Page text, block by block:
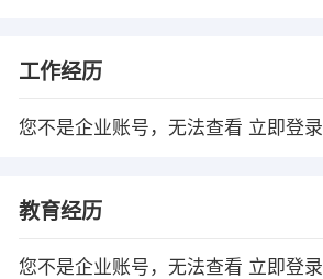
工作经历
您不是企业账号，无法查看 立即登录
教育经历
您不是企业账号，无法查看 立即登录